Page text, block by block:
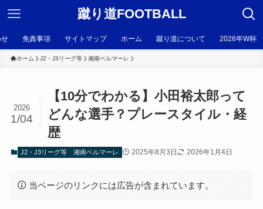
蹴り道FOOTBALL
免責事項 サイトマップ ホーム 蹴り道について 2026年W杯
ホーム J2・J3リーグ等 湘南ベルマーレ
【10分でわかる】小田裕太郎って
どんな選手？プレースタイル・経
歴
2026
1/04
J2・J3リーグ等 湘南ベルマーレ 2025年8月3日 2026年1月4日
当ページのリンクには広告が含まれています。